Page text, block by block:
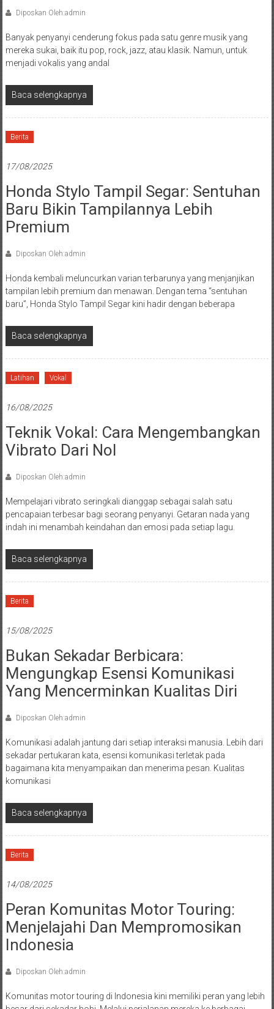
Diposkan Oleh:admin
Banyak penyanyi cenderung fokus pada satu genre musik yang
mereka sukai, baik itu pop, rock, jazz, atau klasik. Namun, untuk
menjadi vokalis yang andal
Baca selengkapnya
Berita
17/08/2025
Honda Stylo Tampil Segar: Sentuhan
Baru Bikin Tampilannya Lebih
Premium
Diposkan Oleh:admin
Honda kembali meluncurkan varian terbarunya yang menjanjikan
tampilan lebih premium dan menawan. Dengan tema “sentuhan
baru”, Honda Stylo Tampil Segar kini hadir dengan beberapa
Baca selengkapnya
Latihan Vokal
16/08/2025
Teknik Vokal: Cara Mengembangkan
Vibrato Dari Nol
Diposkan Oleh:admin
Mempelajari vibrato seringkali dianggap sebagai salah satu
pencapaian terbesar bagi seorang penyanyi. Getaran nada yang
indah ini menambah keindahan dan emosi pada setiap lagu.
Baca selengkapnya
Berita
15/08/2025
Bukan Sekadar Berbicara:
Mengungkap Esensi Komunikasi
Yang Mencerminkan Kualitas Diri
Diposkan Oleh:admin
Komunikasi adalah jantung dari setiap interaksi manusia. Lebih dari
sekadar pertukaran kata, esensi komunikasi terletak pada
bagaimana kita menyampaikan dan menerima pesan. Kualitas
komunikasi
Baca selengkapnya
Berita
14/08/2025
Peran Komunitas Motor Touring:
Menjelajahi Dan Mempromosikan
Indonesia
Diposkan Oleh:admin
Komunitas motor touring di Indonesia kini memiliki peran yang lebih